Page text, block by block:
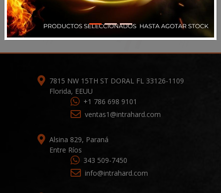
Registrarse
7815 NW 15TH ST DORAL FL 33126-1109
Florida, EEUU
+1 786 698 9101
ventas1@intrahard.com
Alsina 829, Paraná
Entre Ríos
343 509-7450
info@intrahard.com